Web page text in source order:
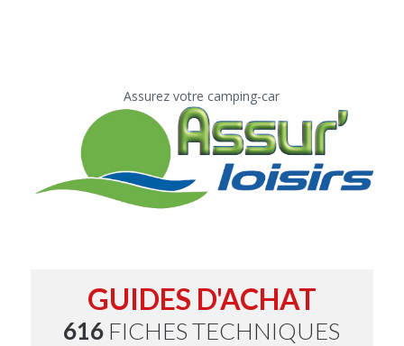
Assurez votre camping-car
GUIDES D'ACHAT
616 FICHES TECHNIQUES